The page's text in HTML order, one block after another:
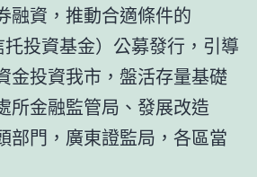
融資，推動合適條件的
投資基金）公募發行，引導
金投資我市，盤活存量基礎
所金融監管局、發展改造
部門，廣東證監局，各區當